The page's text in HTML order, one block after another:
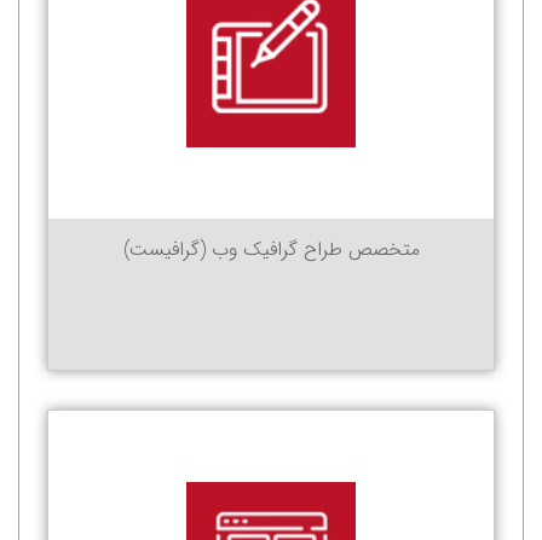
متخصص طراح گرافیک وب (گرافیست)